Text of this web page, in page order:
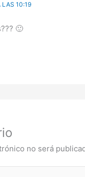
LAS 10:19
🙂
no será